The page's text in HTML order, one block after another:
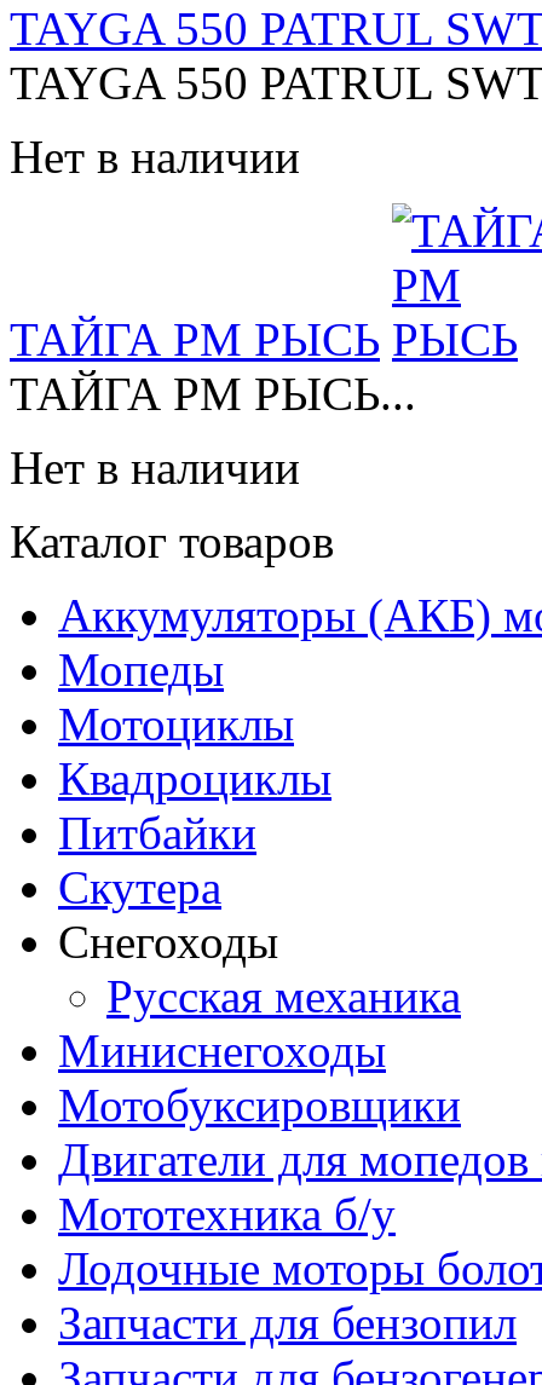
TAYGA 550 PATRUL
TAYGA 550 PATRUL
Нет в наличии
ТАЙГА РМ РЫСЬ
ТАЙГА РМ РЫСЬ...
Нет в наличии
Каталог товаров
Аккумуляторы (АКБ)
Мопеды
Мотоциклы
Квадроциклы
Питбайки
Скутера
Снегоходы
Русская механика
Миниснегоходы
Мотобуксировщики
Двигатели для
Мототехника б/у
Лодочные моторы
Запчасти для бензопил